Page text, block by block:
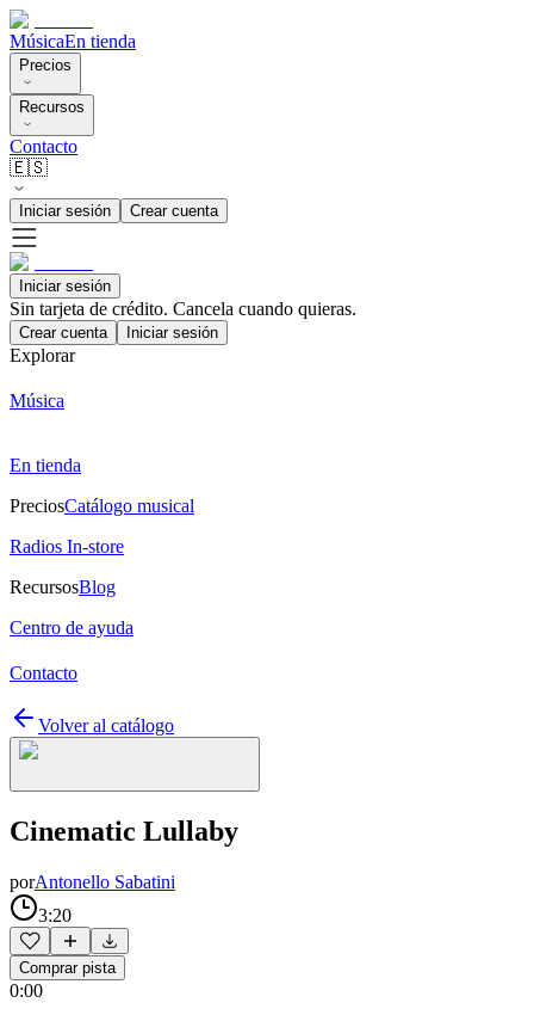
MúsicaEn tienda
Precios
Recursos
Contacto
🇪🇸
Iniciar sesión Crear cuenta
Iniciar sesión
Sin tarjeta de crédito. Cancela cuando quieras.
Crear cuenta Iniciar sesión
Explorar
Música
En tienda
PreciosCatálogo musical
Radios In-store
RecursosBlog
Centro de ayuda
Contacto
Volver al catálogo
Cinematic Lullaby
porAntonello Sabatini
3:20
Comprar pista
0:00